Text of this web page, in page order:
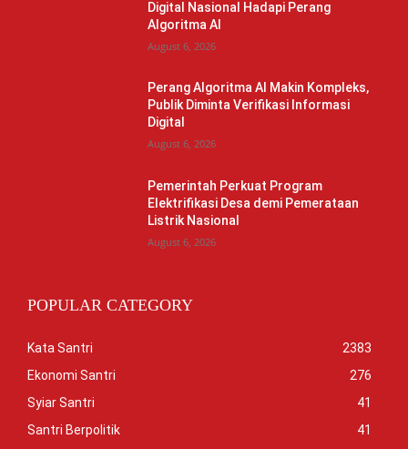
Digital Nasional Hadapi Perang
Algoritma AI
August 6, 2026
Perang Algoritma AI Makin Kompleks,
Publik Diminta Verifikasi Informasi
Digital
August 6, 2026
Pemerintah Perkuat Program
Elektrifikasi Desa demi Pemerataan
Listrik Nasional
August 6, 2026
POPULAR CATEGORY
Kata Santri
2383
Ekonomi Santri
276
Syiar Santri
41
Santri Berpolitik
41